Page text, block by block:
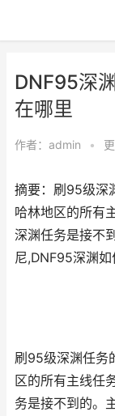
DNF95深
在哪里
作者： admin •
摘要：刷95级深
哈林地区的所有
深渊任务是接不
尼,DNF95深渊
刷95级深渊任务
区的所有主线任
务是接不到的。